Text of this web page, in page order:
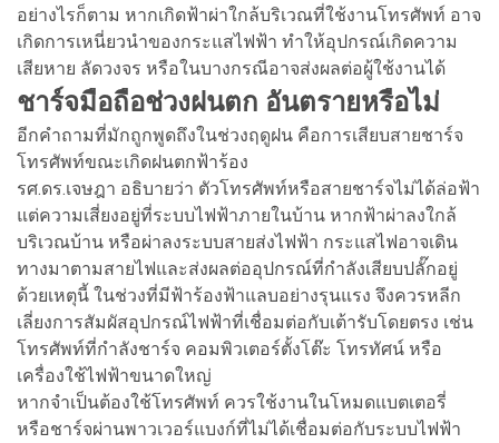
อย่างไรก็ตาม หากเกิดฟ้าผ่าใกล้บริเวณที่ใช้งานโทรศัพท์ อาจ
เกิดการเหนี่ยวนำของกระแสไฟฟ้า ทำให้อุปกรณ์เกิดความ
เสียหาย ลัดวงจร หรือในบางกรณีอาจส่งผลต่อผู้ใช้งานได้
ชาร์จมือถือช่วงฝนตก อันตรายหรือไม่
อีกคำถามที่มักถูกพูดถึงในช่วงฤดูฝน คือการเสียบสายชาร์จ
โทรศัพท์ขณะเกิดฝนตกฟ้าร้อง
รศ.ดร.เจษฎา อธิบายว่า ตัวโทรศัพท์หรือสายชาร์จไม่ได้ล่อฟ้า
แต่ความเสี่ยงอยู่ที่ระบบไฟฟ้าภายในบ้าน หากฟ้าผ่าลงใกล้
บริเวณบ้าน หรือผ่าลงระบบสายส่งไฟฟ้า กระแสไฟอาจเดิน
ทางมาตามสายไฟและส่งผลต่ออุปกรณ์ที่กำลังเสียบปลั๊กอยู่
ด้วยเหตุนี้ ในช่วงที่มีฟ้าร้องฟ้าแลบอย่างรุนแรง จึงควรหลีก
เลี่ยงการสัมผัสอุปกรณ์ไฟฟ้าที่เชื่อมต่อกับเต้ารับโดยตรง เช่น
โทรศัพท์ที่กำลังชาร์จ คอมพิวเตอร์ตั้งโต๊ะ โทรทัศน์ หรือ
เครื่องใช้ไฟฟ้าขนาดใหญ่
หากจำเป็นต้องใช้โทรศัพท์ ควรใช้งานในโหมดแบตเตอรี่
หรือชาร์จผ่านพาวเวอร์แบงก์ที่ไม่ได้เชื่อมต่อกับระบบไฟฟ้า